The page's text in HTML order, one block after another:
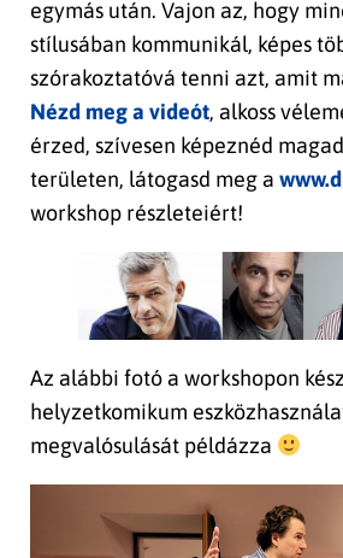
egymás után. Vajon az, hogy
stílusában kommunikál, képes
szórakoztatóvá tenni azt, amit
Nézd meg a videót, alkoss
érzed, szívesen képeznéd
területen, látogasd meg a
workshop részleteiért!
Az alábbi fotó a workshopon
helyzetkomikum
megvalósulását példázza